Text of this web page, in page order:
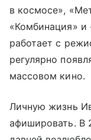
в космосе»,
«Комбинация» и
работает с
регулярно
массовом кино.
Личную жизнь
афишировать. В